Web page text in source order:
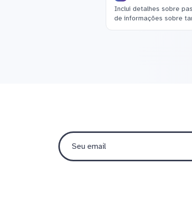
Inclui detalhes sobre
de informações sobre